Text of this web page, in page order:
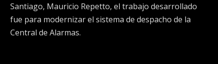
Santiago, Mauricio Repetto, el trabajo desarrollado
fue para modernizar el sistema de despacho de la
Central de Alarmas.